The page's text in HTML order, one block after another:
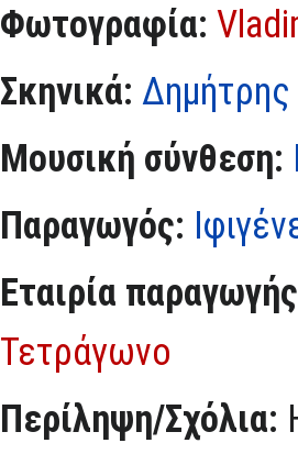
Φωτογραφία:
Σκηνικά: Δημήτρης
Μουσική σύνθεση:
Παραγωγός:
Εταιρία
Τετράγωνο
Περίληψη/Σχόλια: